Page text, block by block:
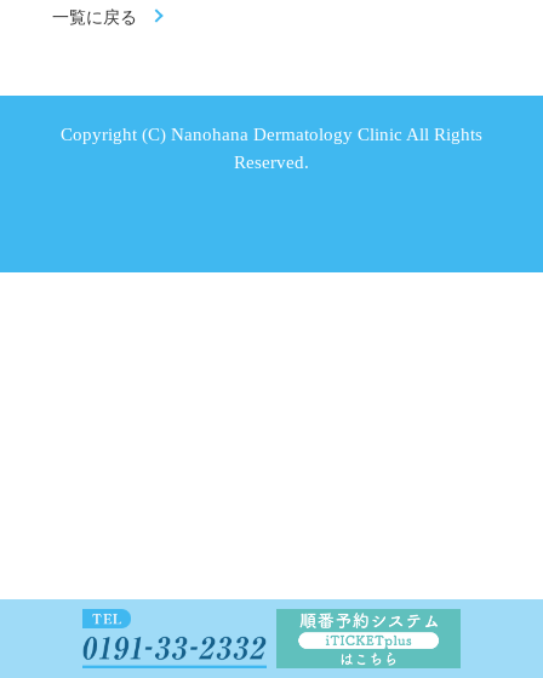
一覧に戻る
Copyright (C) Nanohana Dermatology Clinic All Rights
Reserved.